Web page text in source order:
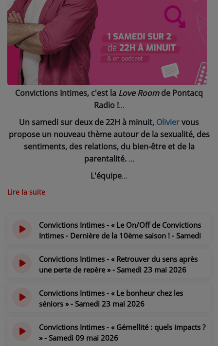
NOS PROGRAMMES COURTS
ARCHIVES - SAISONS PASSÉES
VOS ÉMISSIONS EN IMAGES
PHOTOS
ANNONCEURS & ESPACE PRO
LOCATION DE STUDIOS
ÉDUCATION AUX MÉDIAS ET À
PARTICIPEZ
RECRUTEMENT
VENEZ DANS LE PUBLIC !
L'ŒIL DE L'OIE | PRÉSENTATION
Convictions Intimes, c'est la Love Roomde Pontacq
Radio !
Un samedi sur deux de 22H à minuit, Oliviervous
propose un nouveau thème autour de la sexualité, des
sentiments, des relations, du bien-être et de la
parentalité.
L'équipe
Lire la suite
Convictions Intimes - « Le On/Off de Convictions
Intimes - Dernière de la 10ème saison ! - Samedi
il y a 1 mois
Convictions Intimes - « Retrouver du sens après
une perte de repère » - Samedi 23 mai 2026
Convictions Intimes - « Le bonheur chez les
séniors » - Samedi 23 mai 2026
Convictions Intimes - « Gémellité : quels impacts ?
» - Samedi 09 mai 2026